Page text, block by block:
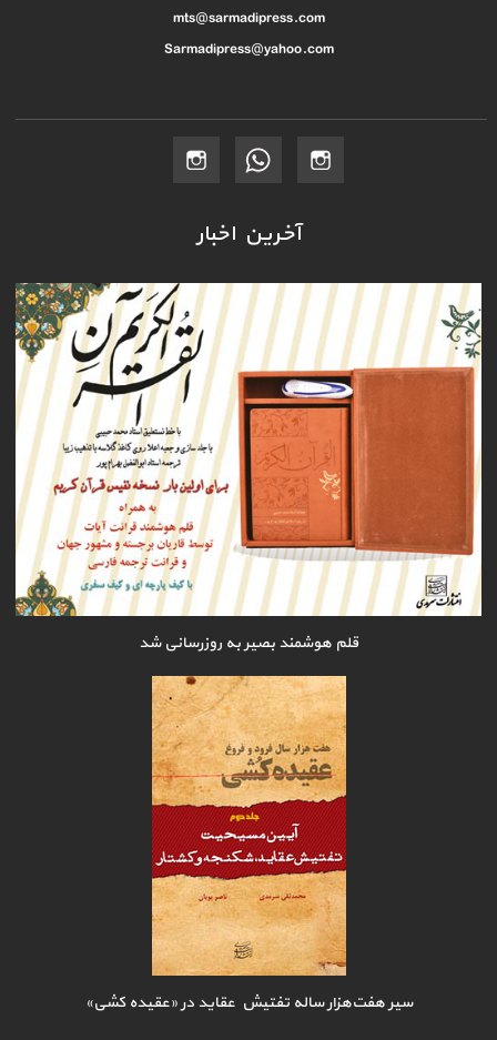
mts@sarmadipress.com
Sarmadipress@yahoo.com
آخرین اخبار
قلم هوشمند بصیر به روزرسانی شد
سیر هفت‌هزار ساله تفتیش عقاید در «عقیده کشی»